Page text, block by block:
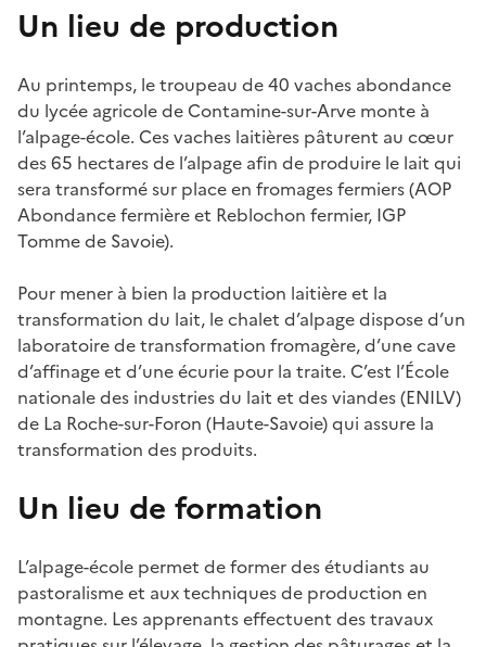
Un lieu de production
Au printemps, le troupeau de 40 vaches abondance
du lycée agricole de Contamine-sur-Arve monte à
l’alpage-école. Ces vaches laitières pâturent au cœur
des 65 hectares de l’alpage afin de produire le lait qui
sera transformé sur place en fromages fermiers (AOP
Abondance fermière et Reblochon fermier, IGP
Tomme de Savoie).
Pour mener à bien la production laitière et la
transformation du lait, le chalet d’alpage dispose d’un
laboratoire de transformation fromagère, d’une cave
d’affinage et d’une écurie pour la traite. C’est l’École
nationale des industries du lait et des viandes (ENILV)
de La Roche-sur-Foron (Haute-Savoie) qui assure la
transformation des produits.
Un lieu de formation
L’alpage-école permet de former des étudiants au
pastoralisme et aux techniques de production en
montagne. Les apprenants effectuent des travaux